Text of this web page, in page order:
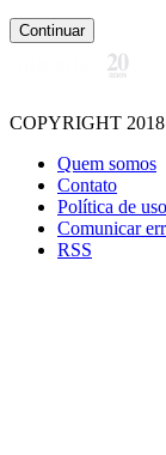
Continuar
COPYRIGHT 2018
Quem somos
Contato
Política de
Comunicar
RSS